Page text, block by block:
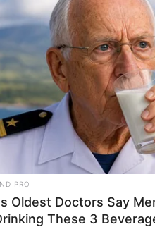
PRO
Oldest Doctors Say
These 3